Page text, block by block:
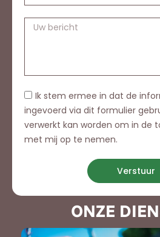
Ik stem ermee in dat de
ingevoerd via dit formulier
verwerkt kan worden om in de
met mij op te nemen.
Verstuur
ONZE